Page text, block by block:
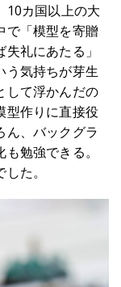
10カ国以上の大
で「模型を寄贈
礼にあたる」
う気持ちが芽生
して浮かんだの
型作りに直接役
ん、バックグラ
勉強できる。
た。